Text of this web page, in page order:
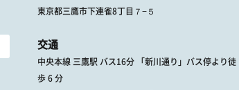
東京都三鷹市下連雀8丁目７−５
交通
中央本線 三鷹駅 バス16分 「新川通り」バス停より徒
歩 6 分